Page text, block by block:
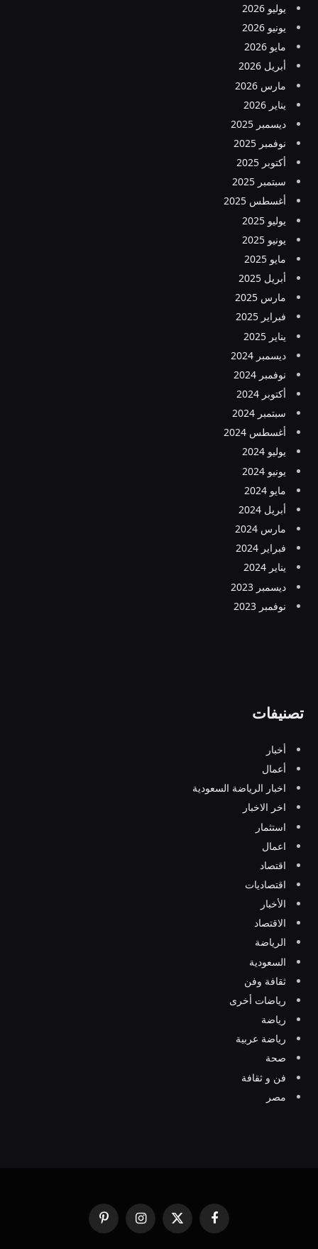
يوليو 2026
يونيو 2026
مايو 2026
أبريل 2026
مارس 2026
يناير 2026
ديسمبر 2025
نوفمبر 2025
أكتوبر 2025
سبتمبر 2025
أغسطس 2025
يوليو 2025
يونيو 2025
مايو 2025
أبريل 2025
مارس 2025
فبراير 2025
يناير 2025
ديسمبر 2024
نوفمبر 2024
أكتوبر 2024
سبتمبر 2024
أغسطس 2024
يوليو 2024
يونيو 2024
مايو 2024
أبريل 2024
مارس 2024
فبراير 2024
يناير 2024
ديسمبر 2023
نوفمبر 2023
تصنيفات
أخبار
أعمال
اخبار الرياضة السعودية
اخر الاخبار
استثمار
اعمال
اقتصاد
اقتصاديات
الأخبار
الاقتصاد
الرياضة
السعودية
ثقافة وفن
رياضات أخرى
رياضة
رياضة عربية
صحة
فن و ثقافة
مصر
فيسبوك
X
(Twitter)
الانستغرامبينتيريست